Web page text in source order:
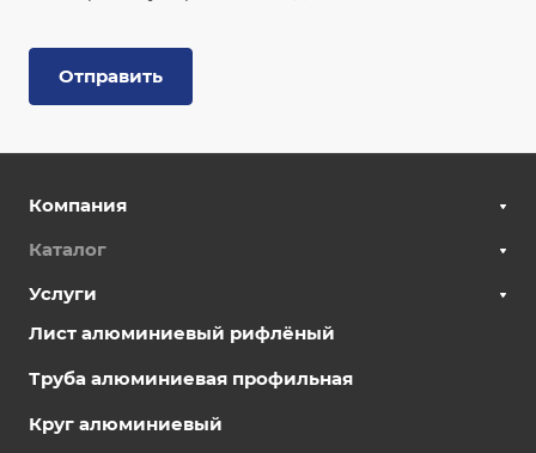
Отправить
Компания
Каталог
Услуги
Лист алюминиевый рифлёный
Труба алюминиевая профильная
Круг алюминиевый